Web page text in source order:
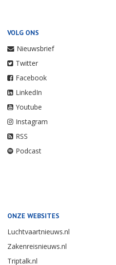
VOLG ONS
Nieuwsbrief
Twitter
Facebook
LinkedIn
Youtube
Instagram
RSS
Podcast
ONZE WEBSITES
Luchtvaartnieuws.nl
Zakenreisnieuws.nl
Triptalk.nl